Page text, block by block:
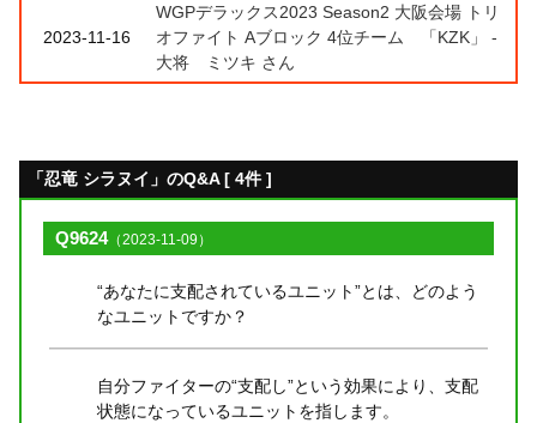
2023-11-16
WGPデラックス2023 Season2 大阪会場 トリ
オファイト Aブロック 4位チーム 「KZK」 -
大将 ミツキ さん
「忍竜 シラヌイ」のQ&A [ 4件 ]
Q9624（2023-11-09）
“あなたに支配されているユニット”とは、どのよう
なユニットですか？
自分ファイターの“支配し”という効果により、支配
状態になっているユニットを指します。